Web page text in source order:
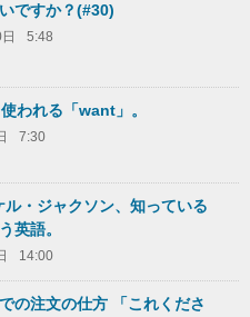
ですか？(#30)
5:48
われる「want」。
7:30
ル・ジャクソン、知っている
英語。
14:00
の注文の仕方 「これくださ